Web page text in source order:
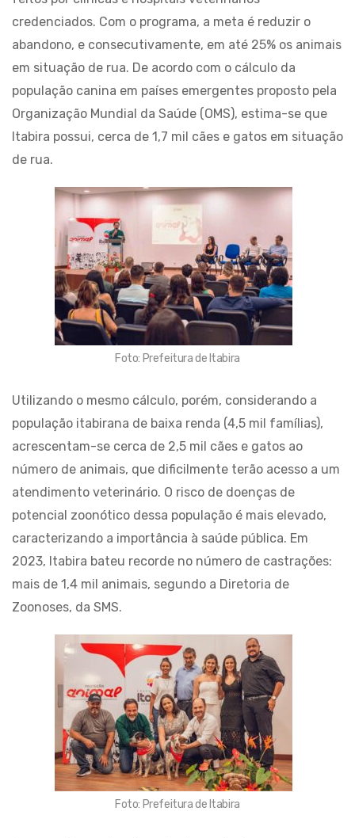
credenciados. Com o programa, a meta é reduzir o
abandono, e consecutivamente, em até 25% os animais
em situação de rua. De acordo com o cálculo da
população canina em países emergentes proposto pela
Organização Mundial da Saúde (OMS), estima-se que
Itabira possui, cerca de 1,7 mil cães e gatos em situação
de rua.
Foto: Prefeitura de Itabira
Utilizando o mesmo cálculo, porém, considerando a
população itabirana de baixa renda (4,5 mil famílias),
acrescentam-se cerca de 2,5 mil cães e gatos ao
número de animais, que dificilmente terão acesso a um
atendimento veterinário. O risco de doenças de
potencial zoonótico dessa população é mais elevado,
caracterizando a importância à saúde pública. Em
2023, Itabira bateu recorde no número de castrações:
mais de 1,4 mil animais, segundo a Diretoria de
Zoonoses, da SMS.
Foto: Prefeitura de Itabira